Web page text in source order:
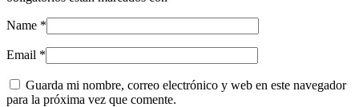
Name *
Email *
Guarda mi nombre, correo electrónico y web en este navegador
para la próxima vez que comente.